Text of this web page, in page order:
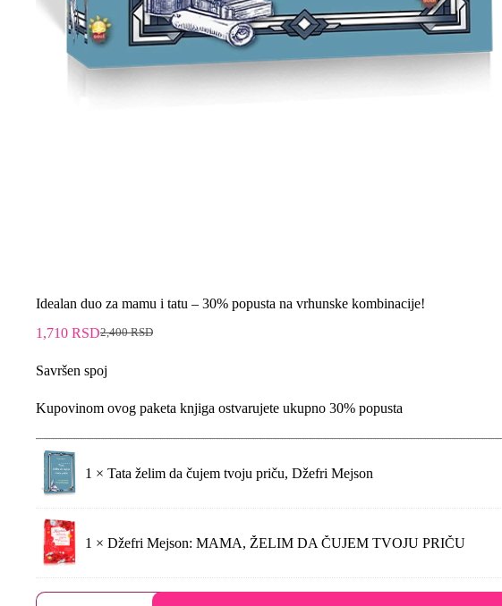
Idealan duo za mamu i tatu – 30% popusta na vrhunske kombinacije!
2,400RSD
1,710 RSD
Savršen spoj
Kupovinom ovog paketa knjiga ostvarujete ukupno 30% popusta
1 × Tata želim da čujem tvoju priču, Džefri Mejson
1 × Džefri Mejson: MAMA, ŽELIM DA ČUJEM TVOJU PRIČU